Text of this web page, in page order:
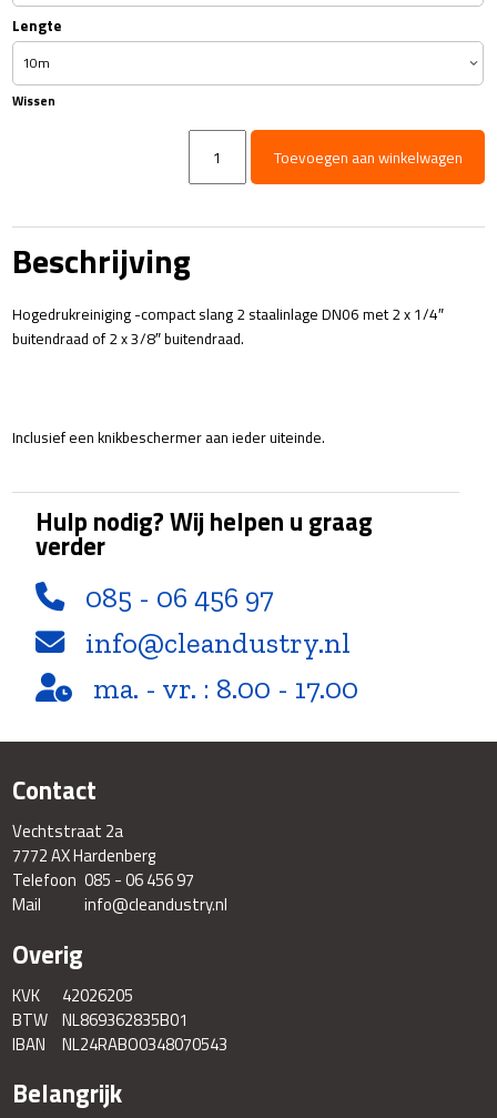
Lengte
Wissen
slang
DN06
x
aantal
Toevoegen aan winkelwagen
Beschrijving
Hogedrukreiniging -compact slang 2 staalinlage DN06 met 2 x 1/4″
buitendraad of 2 x 3/8″ buitendraad.
Inclusief een knikbeschermer aan ieder uiteinde.
Hulp nodig? Wij helpen u graag
verder
085 - 06 456 97
info@cleandustry.nl
ma. - vr. : 8.00 - 17.00
Contact
Vechtstraat 2a
7772 AX Hardenberg
Telefoon 085 - 06 456 97
Mail
info@cleandustry.nl
Overig
KVK
42026205
BTW NL869362835B01
IBAN
NL24RABO0348070543
Belangrijk